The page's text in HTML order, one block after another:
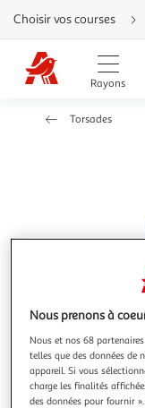
Aller
directement
au
contenu
Aller
directement
Aller
besoin
Choisir vos courses
Rayons
Torsades
Nous prenons à
Nous et nos 68
telles que des données de
appareil. Si vous
charge les finalités
des données pour fournir